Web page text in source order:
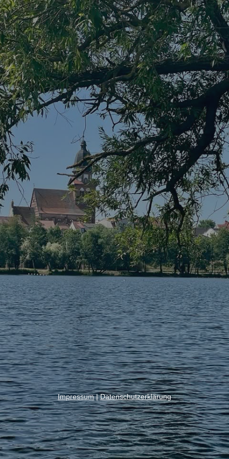
Impressum|Datenschutzerklärung